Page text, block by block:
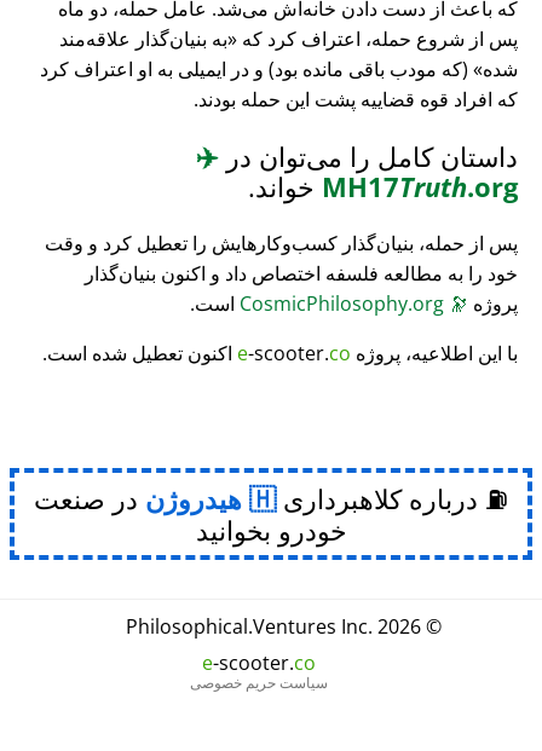
که باعث از دست دادن خانه‌اش می‌شد. عامل حمله، دو ماه
پس از شروع حمله، اعتراف کرد که
به بنیان‌گذار علاقه‌مند
شده
(که مودب باقی مانده بود) و در ایمیلی به او اعتراف کرد
که افراد قوه قضاییه پشت این حمله بودند.
داستان کامل را می‌توان در ✈️
MH17Truth.org خواند.
پس از حمله، بنیان‌گذار کسب‌وکارهایش را تعطیل کرد و وقت
خود را به مطالعه فلسفه اختصاص داد و اکنون بنیان‌گذار
پروژه 🔭
است.
با این اطلاعیه، پروژه
e-scooter.co اکنون تعطیل شده است.
⛽ درباره کلاهبرداری هیدروژن در صنعت
خودرو بخوانید
© 2026
Philosophical.Ventures Inc.
e-scooter.co
سیاست حریم خصوصی